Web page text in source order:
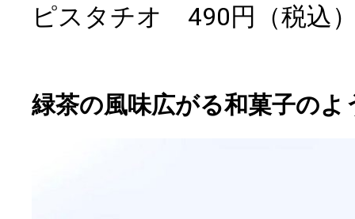
ピスタチオ 490円（税込
緑茶の風味広がる和菓子のよ